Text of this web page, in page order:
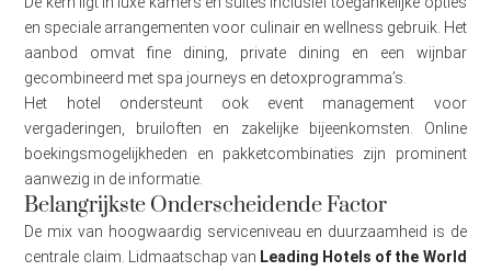
en speciale arrangementen voor culinair en wellness gebruik. Het
aanbod omvat fine dining, private dining en een wijnbar
gecombineerd met spa journeys en detoxprogramma’s.
Het hotel ondersteunt ook event management voor
vergaderingen, bruiloften en zakelijke bijeenkomsten. Online
boekingsmogelijkheden en pakketcombinaties zijn prominent
aanwezig in de informatie.
Belangrijkste Onderscheidende Factor
De mix van hoogwaardig serviceniveau en duurzaamheid is de
centrale claim. Lidmaatschap van Leading Hotels of the World